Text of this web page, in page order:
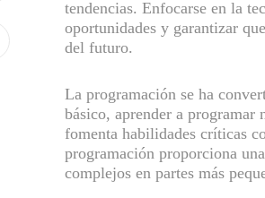
tendencias. Enfocarse en la
oportunidades y garantizar
del futuro.
La programación se ha
básico, aprender a programar
fomenta habilidades críticas
programación proporciona
complejos en partes más